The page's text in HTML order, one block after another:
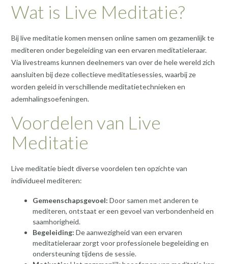
Wat is Live Meditatie?
Bij live meditatie komen mensen online samen om gezamenlijk te
mediteren onder begeleiding van een ervaren meditatieleraar.
Via livestreams kunnen deelnemers van over de hele wereld zich
aansluiten bij deze collectieve meditatiesessies, waarbij ze
worden geleid in verschillende meditatietechnieken en
ademhalingsoefeningen.
Voordelen van Live
Meditatie
Live meditatie biedt diverse voordelen ten opzichte van
individueel mediteren:
Gemeenschapsgevoel: Door samen met anderen te
mediteren, ontstaat er een gevoel van verbondenheid en
saamhorigheid.
Begeleiding: De aanwezigheid van een ervaren
meditatieleraar zorgt voor professionele begeleiding en
ondersteuning tijdens de sessie.